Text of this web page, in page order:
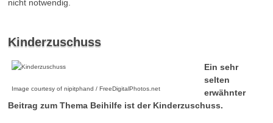
nicht notwendig.
Kinderzuschuss
Image courtesy of nipitphand / FreeDigitalPhotos.net
Ein sehr
selten
erwähnter
Beitrag zum Thema Beihilfe ist der Kinderzuschuss.